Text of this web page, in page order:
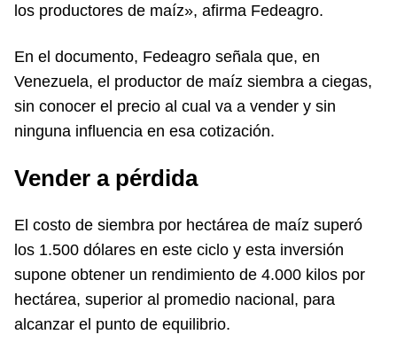
los productores de maíz», afirma Fedeagro.
En el documento, Fedeagro señala que, en
Venezuela, el productor de maíz siembra a ciegas,
sin conocer el precio al cual va a vender y sin
ninguna influencia en esa cotización.
Vender a pérdida
El costo de siembra por hectárea de maíz superó
los 1.500 dólares en este ciclo y esta inversión
supone obtener un rendimiento de 4.000 kilos por
hectárea, superior al promedio nacional, para
alcanzar el punto de equilibrio.